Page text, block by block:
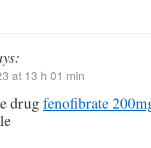
at 13 h 01 min
drug fenofibrate